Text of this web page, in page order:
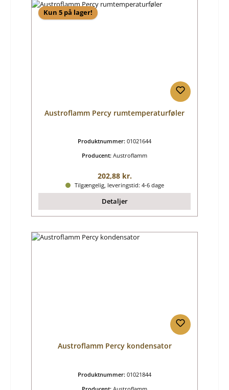
Kun 5 på lager!
Austroflamm Percy rumtemperaturføler
Produktnummer: 01021644
Producent: Austroflamm
Almindelig pris:
202,88 kr.
Tilgængelig, leveringstid: 4-6 dage
Detaljer
Austroflamm Percy kondensator
Produktnummer: 01021844